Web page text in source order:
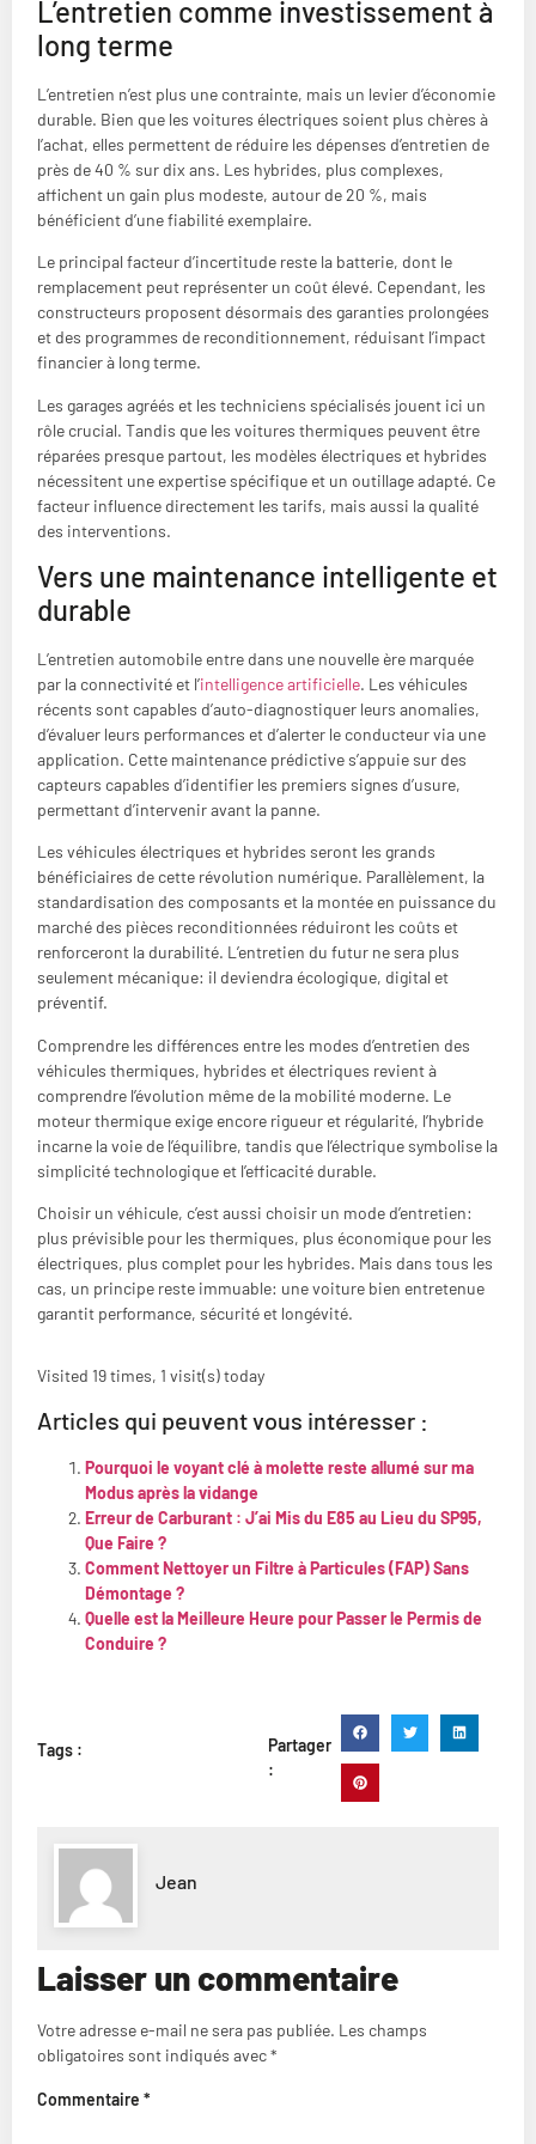
L’entretien comme investissement à
long terme
L’entretien n’est plus une contrainte, mais un levier d’économie
durable. Bien que les voitures électriques soient plus chères à
l’achat, elles permettent de réduire les dépenses d’entretien de
près de 40 % sur dix ans. Les hybrides, plus complexes,
affichent un gain plus modeste, autour de 20 %, mais
bénéficient d’une fiabilité exemplaire.
Le principal facteur d’incertitude reste la batterie, dont le
remplacement peut représenter un coût élevé. Cependant, les
constructeurs proposent désormais des garanties prolongées
et des programmes de reconditionnement, réduisant l’impact
financier à long terme.
Les garages agréés et les techniciens spécialisés jouent ici un
rôle crucial. Tandis que les voitures thermiques peuvent être
réparées presque partout, les modèles électriques et hybrides
nécessitent une expertise spécifique et un outillage adapté. Ce
facteur influence directement les tarifs, mais aussi la qualité
des interventions.
Vers une maintenance intelligente et
durable
L’entretien automobile entre dans une nouvelle ère marquée
par la connectivité et l’intelligence artificielle. Les véhicules
récents sont capables d’auto-diagnostiquer leurs anomalies,
d’évaluer leurs performances et d’alerter le conducteur via une
application. Cette maintenance prédictive s’appuie sur des
capteurs capables d’identifier les premiers signes d’usure,
permettant d’intervenir avant la panne.
Les véhicules électriques et hybrides seront les grands
bénéficiaires de cette révolution numérique. Parallèlement, la
standardisation des composants et la montée en puissance du
marché des pièces reconditionnées réduiront les coûts et
renforceront la durabilité. L’entretien du futur ne sera plus
seulement mécanique: il deviendra écologique, digital et
préventif.
Comprendre les différences entre les modes d’entretien des
véhicules thermiques, hybrides et électriques revient à
comprendre l’évolution même de la mobilité moderne. Le
moteur thermique exige encore rigueur et régularité, l’hybride
incarne la voie de l’équilibre, tandis que l’électrique symbolise la
simplicité technologique et l’efficacité durable.
Choisir un véhicule, c’est aussi choisir un mode d’entretien:
plus prévisible pour les thermiques, plus économique pour les
électriques, plus complet pour les hybrides. Mais dans tous les
cas, un principe reste immuable: une voiture bien entretenue
garantit performance, sécurité et longévité.
Visited 19 times, 1 visit(s) today
Articles qui peuvent vous intéresser :
Pourquoi le voyant clé à molette reste allumé sur ma
Modus après la vidange
Erreur de Carburant : J’ai Mis du E85 au Lieu du SP95,
Que Faire ?
Comment Nettoyer un Filtre à Particules (FAP) Sans
Démontage ?
Quelle est la Meilleure Heure pour Passer le Permis de
Conduire ?
Tags :
Partager
:
Jean
Laisser un commentaire
Votre adresse e-mail ne sera pas publiée. Les champs
obligatoires sont indiqués avec*
Commentaire *